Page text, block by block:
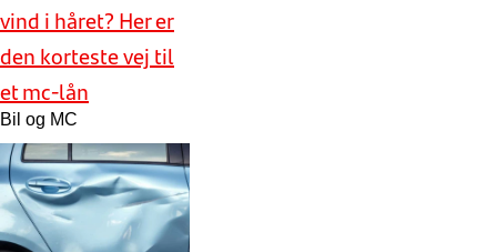
vind i håret? Her er
den korteste vej til
et mc-lån
Bil og MC